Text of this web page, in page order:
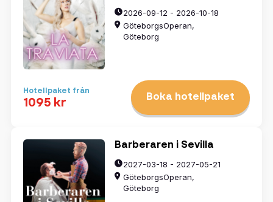
2026-09-12 - 2026-10-18
GöteborgsOperan,
Göteborg
Hotellpaket från
1095 kr Boka hotellpaket
Barberaren i Sevilla
2027-03-18 - 2027-05-21
GöteborgsOperan,
Göteborg